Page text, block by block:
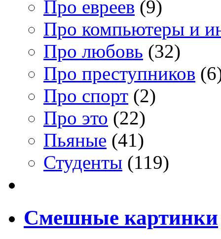
Про евреев (9)
Про компьютеры и
Про любовь (32)
Про преступников
Про спорт (2)
Про это (22)
Пьяные (41)
Студенты (119)
Смешные картинки